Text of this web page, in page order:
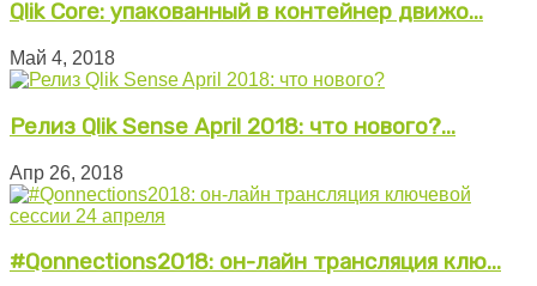
Qlik Core: упакованный в контейнер движо...
Май 4, 2018
Релиз Qlik Sense April 2018: что нового?...
Апр 26, 2018
#Qonnections2018: он-лайн трансляция клю...